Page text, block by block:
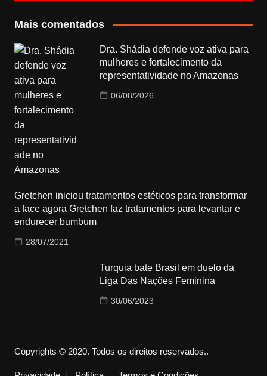
Mais comentados
Dra. Shádia defende voz ativa para
mulheres e fortalecimento da
representatividade no Amazonas
06/08/2026
Gretchen iniciou tratamentos estéticos para transformar
a face agora Gretchen faz tratamentos para levantar e
endurecer bumbum
28/07/2021
Turquia bate Brasil em duelo da
Liga Das Nações Feminina
30/06/2023
Copyrights © 2020. Todos os direitos reservados..